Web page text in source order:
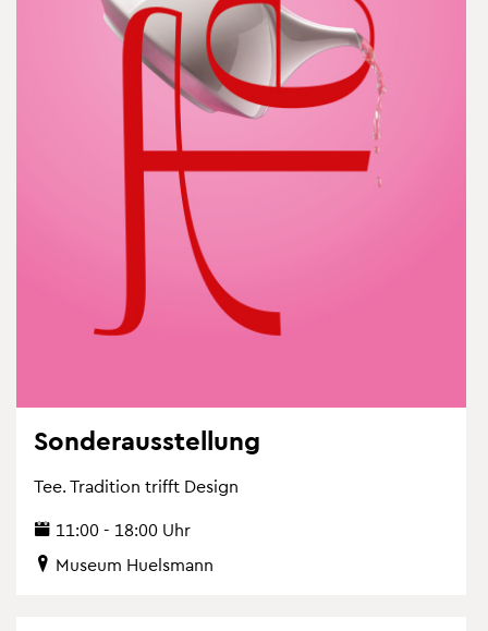
Son­der­aus­stel­lung
Tee. Tra­di­ti­on trifft De­sign
11:00 - 18:00 Uhr
Mu­se­um Hu­els­mann